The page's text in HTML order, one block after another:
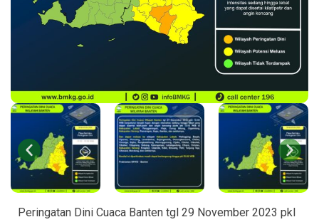
Peringatan Dini Cuaca Banten tgl 29 November 2023 pkl